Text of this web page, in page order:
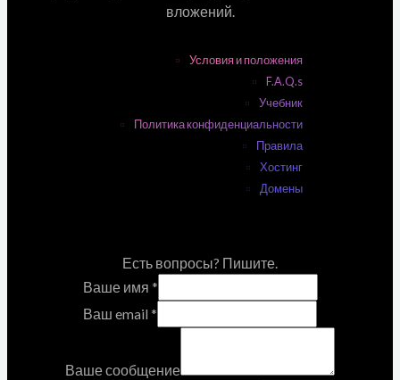
вложений.
Условия и положения
F.A.Q.s
Учебник
Политика конфиденциальности
Правила
Хостинг
Домены
Есть вопросы? Пишите.
Ваше имя *
Ваш email *
Ваше сообщение